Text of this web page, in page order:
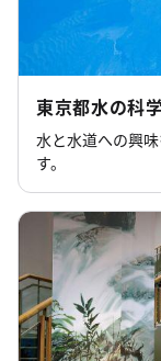
東京都水の科
水と水道への興
す。